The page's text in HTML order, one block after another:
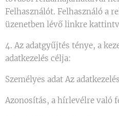
Felhasználót. Felhasználó a
üzenetben lévő linkre
4. Az adatgyűjtés ténye, a
adatkezelés célja:
Személyes adat Az
Azonosítás, a hírlevélre való